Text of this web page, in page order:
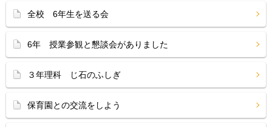
全校 6年生を送る会
6年 授業参観と懇談会がありました
３年理科 じ石のふしぎ
保育園との交流をしよう